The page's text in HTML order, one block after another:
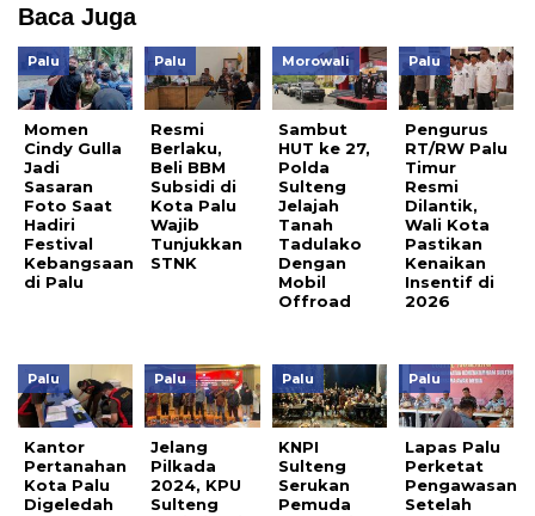
Baca Juga
Palu
Momen
Cindy Gulla
Jadi
Sasaran
Foto Saat
Hadiri
Festival
Kebangsaan
di Palu
Palu
Resmi
Berlaku,
Beli BBM
Subsidi di
Kota Palu
Wajib
Tunjukkan
STNK
Morowali
Sambut
HUT ke 27,
Polda
Sulteng
Jelajah
Tanah
Tadulako
Dengan
Mobil
Offroad
Palu
Pengurus
RT/RW Palu
Timur
Resmi
Dilantik,
Wali Kota
Pastikan
Kenaikan
Insentif di
2026
Palu
Kantor
Pertanahan
Kota Palu
Digeledah
Palu
Jelang
Pilkada
2024, KPU
Sulteng
Palu
KNPI
Sulteng
Serukan
Pemuda
Palu
Lapas Palu
Perketat
Pengawasan
Setelah